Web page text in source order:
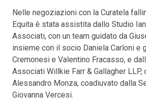
Nelle negoziazioni con la Curatela
Equita è stata assistita dallo Studio
Associati, con un team guidato da
insieme con il socio Daniela Carloni e
Cremonesi e Valentino Fracasso, e
Associati Willkie Farr & Gallagher LLP,
Alessandro Monza, coadiuvato dalla
Giovanna Vercesi.